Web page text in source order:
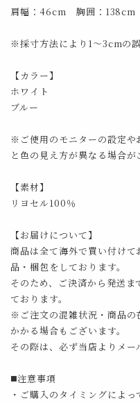
肩幅：46cm 胸囲：
※採寸方法により1～3cmの
【カラー】
ホワイト
ブルー
※ご使用のモニターの設定や
と色の見え方が異なる場合が
【素材】
リヨセル100％
【お届けについて】
商品は全て海外で買い付け
品・梱包をしております。
そのため、ご決済から発送
ております。
※ご注文の混雑状況・商品の
かかる場合もございます。
その際は、必ず当店よりメー
◼️注意事項
・ご購入のタイミングによ